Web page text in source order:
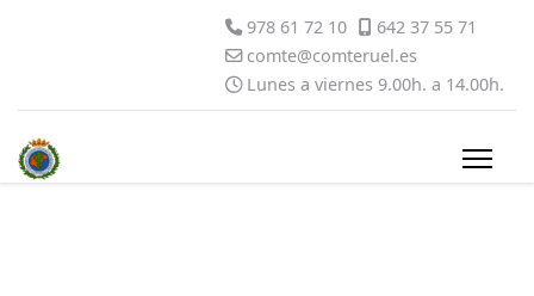
978 61 72 10
642 37 55 71
comte@comteruel.es
Lunes a viernes 9.00h. a 14.00h.